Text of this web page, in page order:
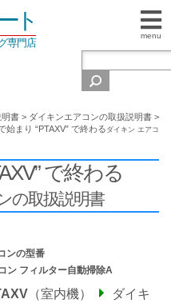
menu
ト
専門店
明書 > ダイキンエアコンの取扱説明書 >
始まり “PTAXV” で終わる ダイキン エアコ
で終わる
の取扱説明書
ンの型番
ン フィルター自動掃除A
（室内機）
ダイキ